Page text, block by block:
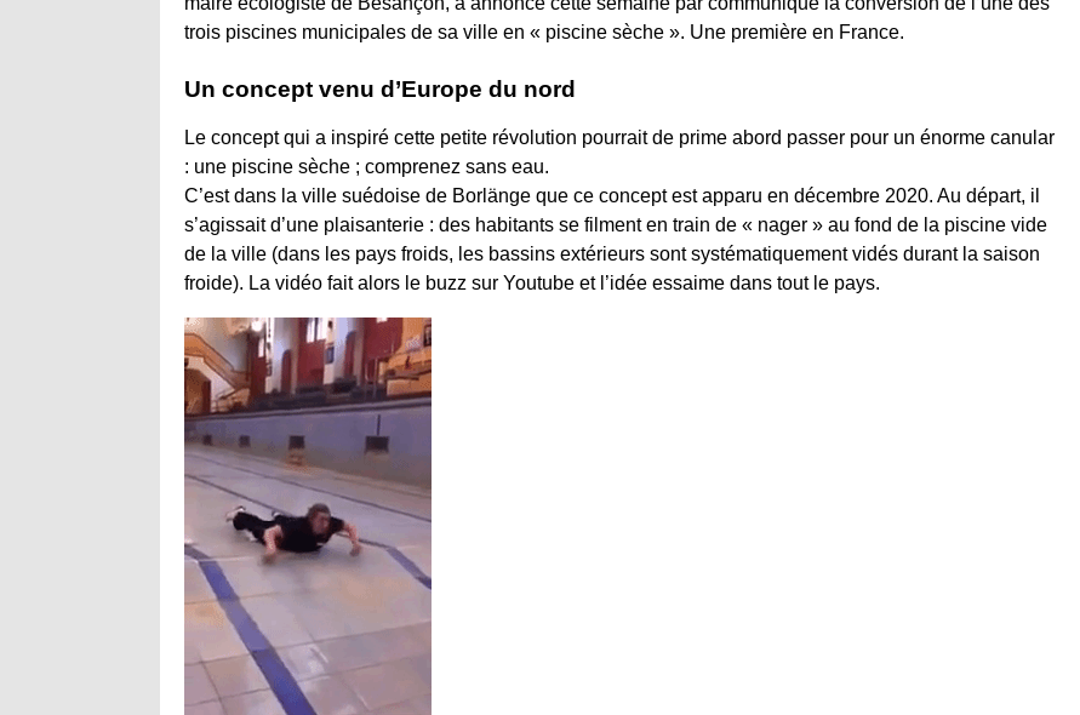
trois piscines municipales de sa ville en « piscine sèche ». Une première en France.
Un concept venu d’Europe du nord
Le concept qui a inspiré cette petite révolution pourrait de prime abord passer pour un énorme canular
: une piscine sèche ; comprenez sans eau.
C’est dans la ville suédoise de Borlänge que ce concept est apparu en décembre 2020. Au départ, il
s’agissait d’une plaisanterie : des habitants se filment en train de « nager » au fond de la piscine vide
de la ville (dans les pays froids, les bassins extérieurs sont systématiquement vidés durant la saison
froide). La vidéo fait alors le buzz sur Youtube et l’idée essaime dans tout le pays.